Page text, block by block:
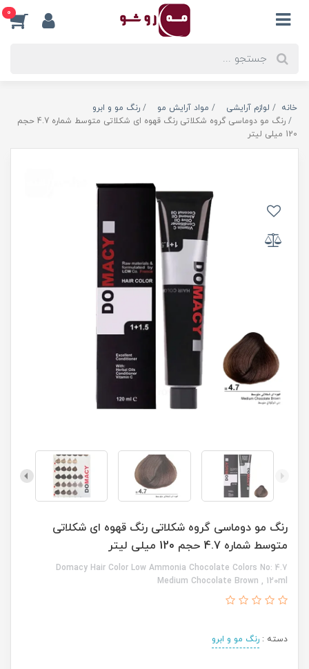
0
خانه لوازم آرایشی مواد آرایش مو
رنگ مو و ابرو
رنگ مو دوماسی گروه شکلاتی رنگ قهوه ای شکلاتی متوسط شماره 4.7 حجم
120 میلی لیتر
رنگ مو دوماسی گروه شکلاتی رنگ قهوه ای شکلاتی
متوسط شماره 4.7 حجم 120 میلی لیتر
Domacy Hair Color Low Ammonia Chocolate Colors No: 4.7
Medium Chocolate Brown , 120ml
دسته : رنگ مو و ابرو